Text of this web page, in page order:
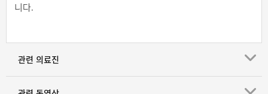
니다.
관련 의료진